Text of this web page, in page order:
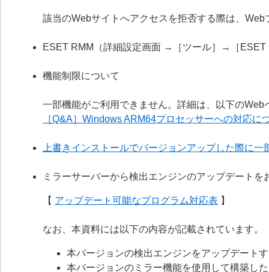
該当のWebサイトへアクセスを拒否する際は、
ESET RMM（詳細設定画面 →［ツール］→［ESET
機能制限について
一部機能がご利用できません。詳細は、以下の
［Q&A］Windows ARM64プロセッサーへの対応に
上書きインストールでバージョンアップした際に
ミラーサーバーから検出エンジンのアップデート
【 アップデート可能なプログラム対応表 】
なお、本資料には以下の内容が記載されています。
本バージョンの検出エンジンをアップデート
本バージョンのミラー機能を使用して構築し